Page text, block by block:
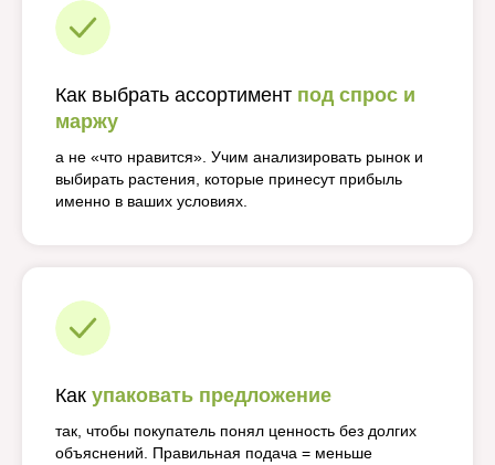
Как выбрать ассортимент под спрос и
маржу
а не «что нравится». Учим анализировать рынок и
выбирать растения, которые принесут прибыль
именно в ваших условиях.
Как упаковать предложение
так, чтобы покупатель понял ценность без долгих
объяснений. Правильная подача = меньше